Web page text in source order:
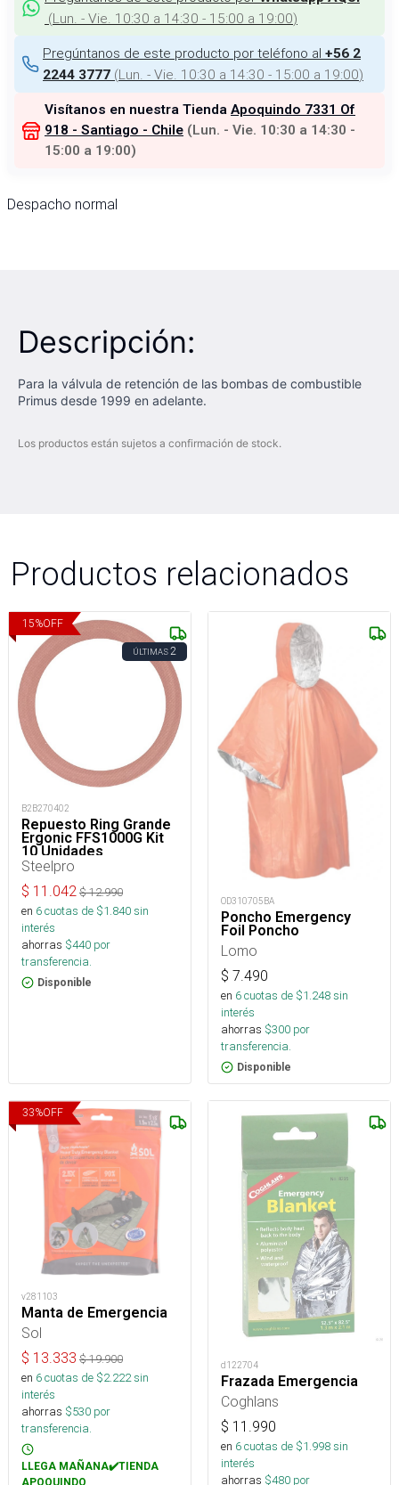
(Lun. - Vie. 10:30 a 14:30 - 15:00 a 19:00)
Pregúntanos de este producto por teléfono al +56 2
2244 3777 (Lun. - Vie. 10:30 a 14:30 - 15:00 a 19:00)
Visítanos en nuestra Tienda Apoquindo 7331 Of
918 - Santiago - Chile (Lun. - Vie. 10:30 a 14:30 -
15:00 a 19:00)
Despacho normal
Descripción:
Para la válvula de retención de las bombas de combustible
Primus desde 1999 en adelante.
Los productos están sujetos a confirmación de stock.
Productos relacionados
15%OFF
ÚLTIMAS2
B2B270402
Repuesto Ring Grande
Ergonic FFS1000G Kit
10 Unidades
Steelpro
$ 11.042 $12.990
en 6cuotas de $1.840sin
interés
ahorras $440 por
transferencia.
Disponible
OD310705BA
Poncho Emergency
Foil Poncho
Lomo
$ 7.490
en 6cuotas de $1.248sin
interés
ahorras $300 por
transferencia.
Disponible
33%OFF
v281103
Manta de Emergencia
Sol
$ 13.333 $19.900
en 6cuotas de $2.222sin
interés
ahorras $530 por
transferencia.
LLEGA MAÑANA✔️TIENDA
d122704
Frazada Emergencia
Coghlans
$ 11.990
en 6cuotas de $1.998sin
interés
ahorras $480 por